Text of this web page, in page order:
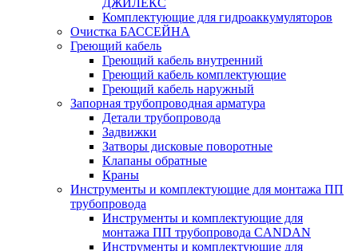
ДЖИЛЕКС
Комплектующие для гидроаккумуляторов
Очистка БАССЕЙНА
Греющий кабель
Греющий кабель внутренний
Греющий кабель комплектующие
Греющий кабель наружный
Запорная трубопроводная арматура
Детали трубопровода
Задвижки
Затворы дисковые поворотные
Клапаны обратные
Краны
Инструменты и комплектующие для монтажа ПП
трубопровода
Инструменты и комплектующие для
монтажа ПП трубопровода CANDAN
Инструменты и комплектующие для